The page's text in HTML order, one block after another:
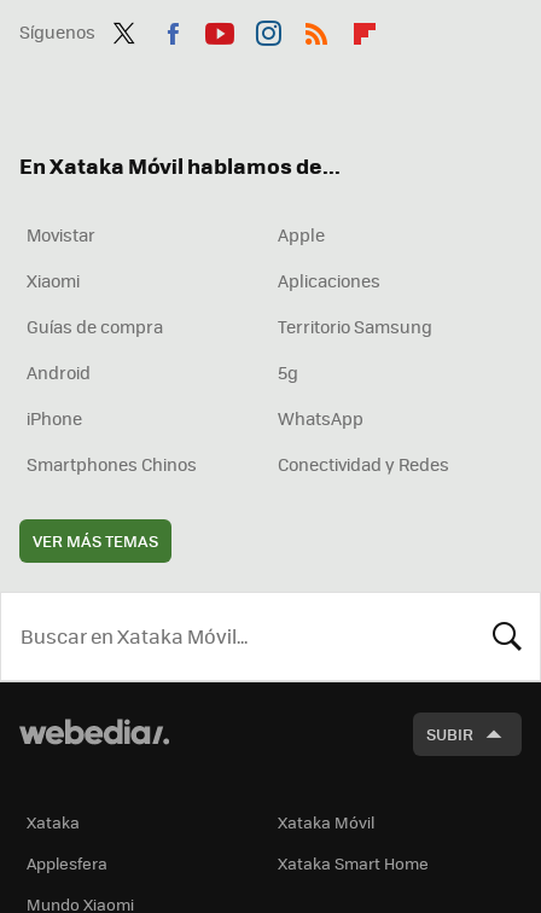
Síguenos
En Xataka Móvil hablamos de...
Movistar
Apple
Xiaomi
Aplicaciones
Guías de compra
Territorio Samsung
Android
5g
iPhone
WhatsApp
Smartphones Chinos
Conectividad y Redes
VER MÁS TEMAS
SUBIR
Xataka
Xataka Móvil
Applesfera
Xataka Smart Home
Mundo Xiaomi